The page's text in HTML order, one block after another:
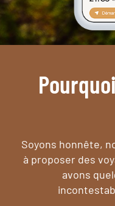
Soyons honnête,
à proposer des
avons